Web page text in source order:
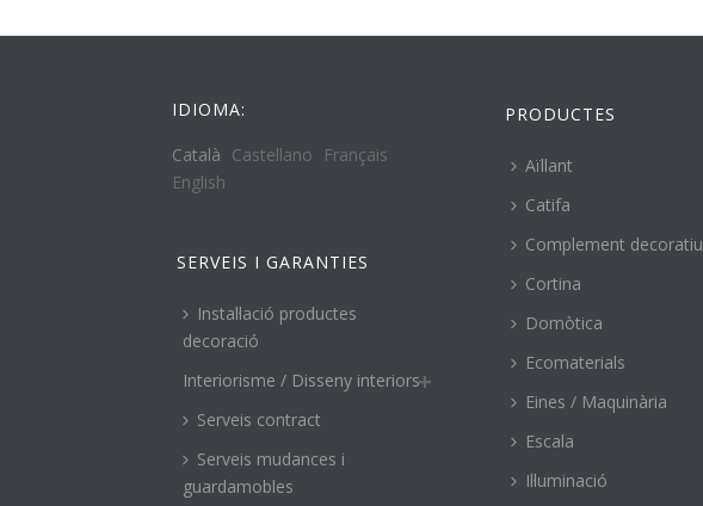
IDIOMA:
Català Castellano
Français
English
SERVEIS I GARANTIES
Instal·lació productes
decoració
Interiorisme / Disseny interiors
Serveis contract
Serveis mudances i
guardamobles
PRODUCTES
Aïllant
Catifa
Complement decoratiu
Cortina
Domòtica
Ecomaterials
Eines / Maquinària
Escala
Il·luminació